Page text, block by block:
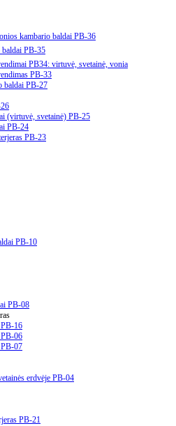
kambario baldai PB-36
PB-35
PB34: virtuvė, svetainė, vonia
PB-33
baldai PB-27
(virtuvė, svetainė) PB-25
PB-24
PB-23
PB-10
PB-08
16
06
07
erdvėje PB-04
PB-21